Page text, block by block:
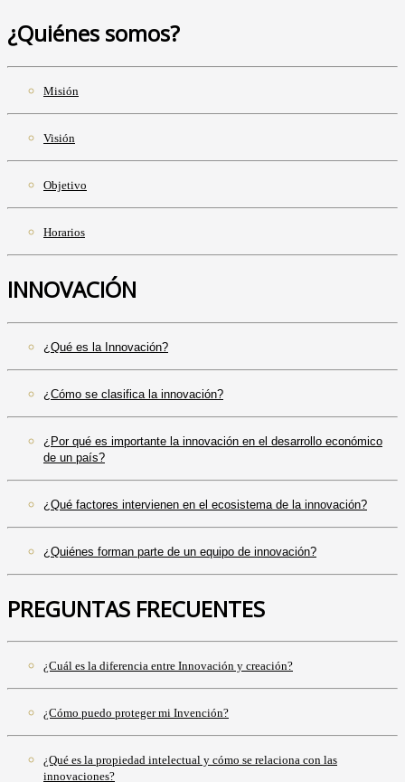
¿Quiénes somos?
Misión
Visión
Objetivo
Horarios
INNOVACIÓN
¿Qué es la Innovación?
¿Cómo se clasifica la innovación?
¿Por qué es importante la innovación en el desarrollo económico
de un país?
¿Qué factores intervienen en el ecosistema de la innovación?
¿Quiénes forman parte de un equipo de innovación?
PREGUNTAS FRECUENTES
¿Cuál es la diferencia entre Innovación y creación?
¿Cómo puedo proteger mi Invención?
¿Qué es la propiedad intelectual y cómo se relaciona con las
innovaciones?